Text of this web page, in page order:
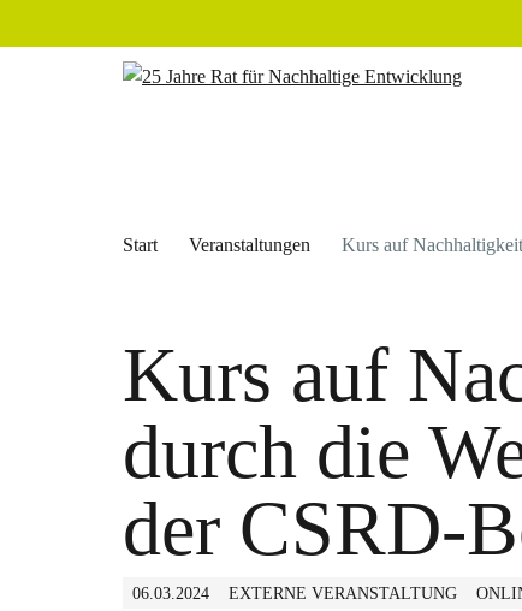
Start Veranstaltungen Kurs auf
Kurs auf
durch die
der CSRD-
06.03.2024 EXTERNE VERANSTALTUNG